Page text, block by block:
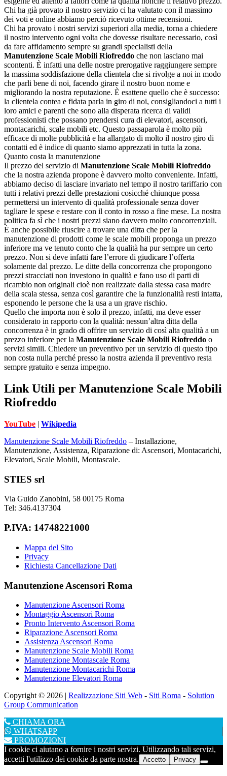
Chi ha già provato il nostro servizio ci ha valutato con il massimo
dei voti e online abbiamo perciò ricevuto ottime recensioni.
Chi ha provato i nostri servizi superiori alla media, torna a chiedere
il nostro intervento ogni volta che dovesse risultare necessario, così
da fare affidamento sempre su grandi specialisti della
Manutenzione Scale Mobili Riofreddo che non lasciano mai
scontenti. È infatti una delle nostre prerogative raggiungere sempre
la massima soddisfazione della clientela che si rivolge a noi in modo
che parli bene di noi, facendo girare il nostro buon nome e
migliorando la nostra reputazione. È esattene quello che è successo:
la clientela contea e fidata parla in giro di noi, consigliandoci a tutti i
loro amici e parenti che sono alla disperata ricerca di validi
professionisti che possano prendersi cura di elevatori, ascensori,
montacarichi, scale mobili etc. Questo passaparola è molto più
efficace di molte pubblicità e ha allargato di molto il nostro giro di
contatti ed è indice di quanto siamo apprezzati in tutta la zona.
Quanto costa la manutenzione
Il prezzo del servizio di Manutenzione Scale Mobili Riofreddo
che la nostra azienda propone è davvero molto conveniente. Infatti,
abbiamo deciso di lasciare invariato nel tempo il nostro tariffario con
tutti i relativi prezzi delle prestazioni cosicché chiunque possa
permettersi un intervento di qualità professionale senza dover
tagliare le spese e restare con il conto in rosso a fine mese. La nostra
politica fa sì che i nostri prezzi siano davvero molto concorrenziali.
È anche possibile riuscire a trovare una ditta che per la
manutenzione di prodotti come le scale mobili proponga un prezzo
inferiore ma ve tenuto conto che la qualità ha pur sempre un certo
prezzo. Non si deve infatti fare l’errore di giudicare l’offerta
solamente dal prezzo. Le ditte della concorrenza che propongono
prezzi stracciati non investono in qualità e fano uso di parti di
ricambio non originali cioè non realizzate dalla stessa casa madre
della scala stessa, senza così garantire che la funzionalità resti intatta,
esponendo le persone che la usa a un grave rischio.
Quello che importa non è solo il prezzo, infatti, ma deve esser
considerato in rapporto con la qualità: nessun’altra ditta della
concorrenza è in grado di offrire un servizio di così alta qualità a un
prezzo inferiore per la Manutenzione Scale Mobili Riofreddo o
servizi simili. Chiedere un preventivo per un servizio di questo tipo
non costa nulla perché presso la nostra azienda il preventivo resta
sempre gratuito e senza impegno.
Link Utili per Manutenzione Scale Mobili
Riofreddo
YouTube | Wikipedia
Manutenzione Scale Mobili Riofreddo – Installazione,
Manutenzione, Assistenza, Riparazione di: Ascensori, Montacarichi,
Elevatori, Scale Mobili, Montascale.
Footer
STIES srl
Via Guido Zanobini, 58 00175 Roma
Tel: 346.4137304
P.IVA: 14748221000
Mappa del Sito
Privacy
Richiesta Cancellazione Dati
Manutenzione Ascensori Roma
Manutenzione Ascensori Roma
Montaggio Ascensori Roma
Pronto Intervento Ascensori Roma
Riparazione Ascensori Roma
Assistenza Ascensori Roma
Manutenzione Scale Mobili Roma
Manutenzione Montascale Roma
Manutenzione Montacarichi Roma
Manutenzione Elevatori Roma
Copyright © 2026 | Realizzazione Siti Web - Siti Roma - Solution
Group Communication
CHIAMA ORA
WHATSAPP
PROMOZIONI
I cookie ci aiutano a fornire i nostri servizi. Utilizzando tali servizi,
accetti l'utilizzo dei cookie da parte nostra. Accetto Privacy